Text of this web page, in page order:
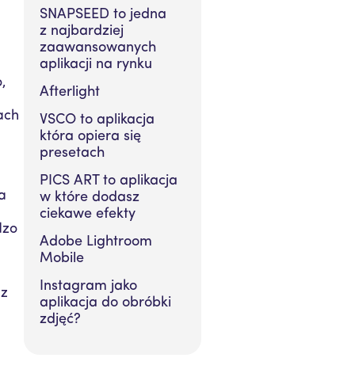
SNAPSEED to jedna
z najbardziej
zaawansowanych
aplikacji na rynku
Afterlight
VSCO to aplikacja
która opiera się
presetach
PICS ART to aplikacja
w które dodasz
ciekawe efekty
Adobe Lightroom
Mobile
Instagram jako
aplikacja do obróbki
zdjęć?